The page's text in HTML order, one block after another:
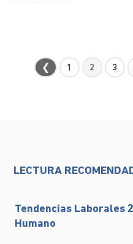
❮ 1 2 3
LECTURA
Tendencias Laborales
Humano